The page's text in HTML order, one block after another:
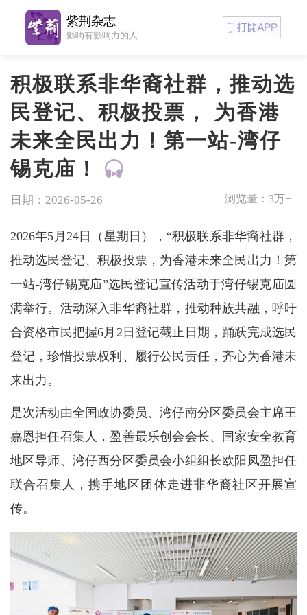
积极联系非华裔社群，推动选
民登记、积极投票， 为香港
未来全民出力！第一站-湾仔
锡克庙！
日期：2026-05-26 浏览量： 3万+
2026年5月24日（星期日），“积极联系非华裔社群，
推动选民登记、积极投票，为香港未来全民出力！第
一站-湾仔锡克庙”选民登记宣传活动于湾仔锡克庙圆
满举行。活动深入非华裔社群，推动种族共融，呼吁
合资格市民把握6月2日登记截止日期，踊跃完成选民
登记，珍惜投票权利、履行公民责任，齐心为香港未
来出力。
是次活动由全国政协委员、湾仔南分区委员会主席王
嘉恩担任召集人，盈善最乐创会会长、国家安全教育
地区导师、湾仔西分区委员会小组组长欧阳凤盈担任
联合召集人，携手地区团体走进非华裔社区开展宣
传。
紫荆杂志
影响有影响力的人